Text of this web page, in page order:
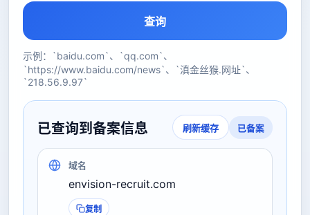
查询
示例：`baidu.com`、`qq.com`、
`https://www.baidu.com/news`、`滇金丝猴.网址`、
`218.56.9.97`
已查询到备案信息 刷新缓存 已备案
域名
envision-recruit.com
复制